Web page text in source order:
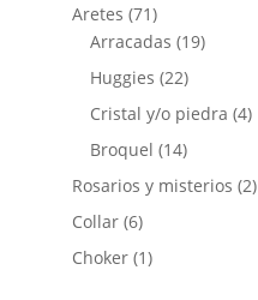
Aretes (71)
Arracadas (19)
Huggies (22)
Cristal y/o piedra (4)
Broquel (14)
Rosarios y misterios (2)
Collar (6)
Choker (1)